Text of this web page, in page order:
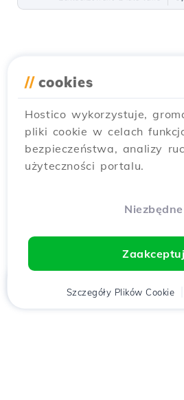
// cookies
Hostico wykorzystuje,
pliki cookie w celach
bezpieczeństwa, analizy
użyteczności portalu.
Niezbędne
Zaakceptuj
Szczegóły Plików Cookie
Klient Koszyk